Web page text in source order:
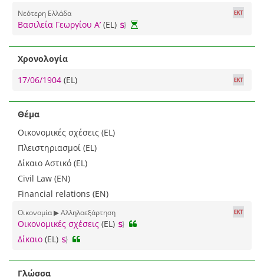
Νεότερη Ελλάδα
Βασιλεία Γεωργίου Α’ (EL)
Χρονολογία
17/06/1904 (EL)
Θέμα
Οικονομικές σχέσεις (EL)
Πλειστηριασμοί (EL)
Δίκαιο Αστικό (EL)
Civil Law (EN)
Financial relations (EN)
Οικονομία ▶ Αλληλοεξάρτηση
Οικονομικές σχέσεις (EL)
Δίκαιο (EL)
Γλώσσα